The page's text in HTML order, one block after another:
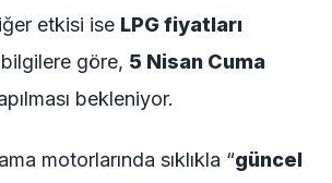
etkisi ise LPG fiyatları
göre, 5 Nisan Cuma
bekleniyor.
motorlarında sıklıkla “güncel